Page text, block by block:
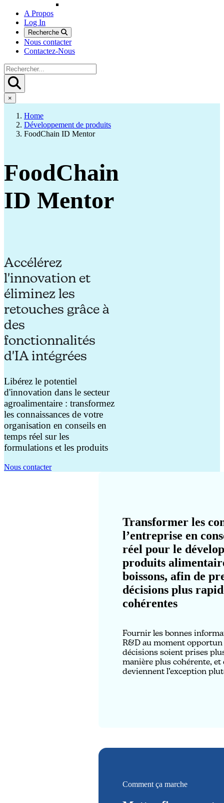
A Propos
Log In
Recherche
Nous contacter
Contactez-Nous
×
Home
Développement de produits
FoodChain ID Mentor
FoodChain
ID Mentor
Accélérez
l'innovation et
éliminez les
retouches grâce à
des
fonctionnalités
d'IA intégrées
Libérez le potentiel
d'innovation dans le secteur
agroalimentaire : transformez
les connaissances de votre
organisation en conseils en
temps réel sur les
formulations et les produits
Nous contacter
Transformer les
l’entreprise en
réel pour le
produits
boissons, afin de
décisions plus
cohérentes
Fournir les bonnes
R&D au moment opportun
décisions soient prises
manière plus cohérente, et
deviennent l’exception
Comment ça marche